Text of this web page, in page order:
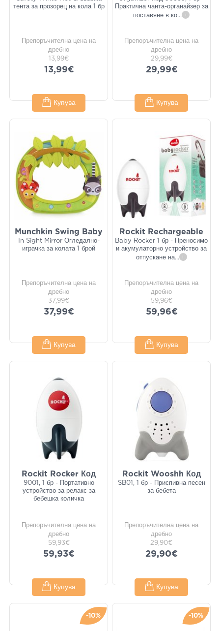
тента за прозорец на кола 1 бр
Препоръчителна цена на
дребно
13,99€
13,99€
Купува
Практична чанта-органайзер за
поставяне в ко... i
Препоръчителна цена на
дребно
29,99€
29,99€
Купува
Munchkin Swing Baby
In Sight Mirror Огледално-
играчка за колата 1 брой
Препоръчителна цена на
дребно
37,99€
37,99€
Купува
Rockit Rechargeable
Baby Rocker 1 бр - Преносимо
и акумулаторно устройство за
отпускане на... i
Препоръчителна цена на
дребно
59,96€
59,96€
Купува
Rockit Rocker Код
9001, 1 бр - Портативно
устройство за релакс за
бебешка количка
Препоръчителна цена на
дребно
59,93€
59,93€
Купува
Rockit Wooshh Код
SB01, 1 бр - Приспивна песен
за бебета
Препоръчителна цена на
дребно
29,90€
29,90€
Купува
-10% -10%